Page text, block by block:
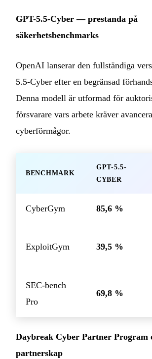
GPT-5.5-Cyber — prestanda på
säkerhetsbenchmarks
OpenAI lanserar den fullständiga
5.5-Cyber efter en begränsad
Denna modell är utformad för
försvarare vars arbete kräver
cyberförmågor.
BENCHMARK
GPT-5.5-
CYBER
CyberGym 85,6 %
ExploitGym 39,5 %
SEC-bench
Pro
69,8 %
Daybreak Cyber Partner Program
partnerskap